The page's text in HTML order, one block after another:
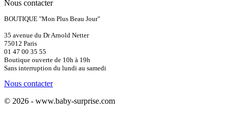
Nous contacter
BOUTIQUE "Mon Plus Beau Jour"
35 avenue du Dr Arnold Netter
75012 Paris
01 47 00 35 55
Boutique ouverte de 10h à 19h
Sans interruption du lundi au samedi
Nous contacter
© 2026 - www.baby-surprise.com